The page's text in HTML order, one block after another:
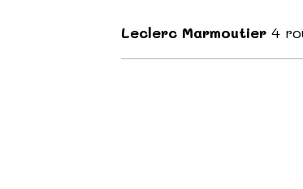
Leclerc Marmoutier 4